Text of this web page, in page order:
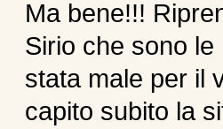
Ma bene!!!
Sirio che sono
stata male per il
capito subito la